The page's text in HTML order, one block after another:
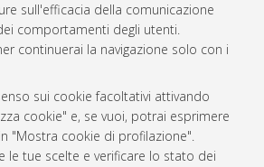
sull'efficacia della comunicazione
comportamenti degli utenti.
continuerai la navigazione solo con i
sui cookie facoltativi attivando
cookie" e, se vuoi, potrai esprimere
"Mostra cookie di profilazione".
le tue scelte e verificare lo stato dei
generata ilThu Aug 6 20:17:58 2026
CEST